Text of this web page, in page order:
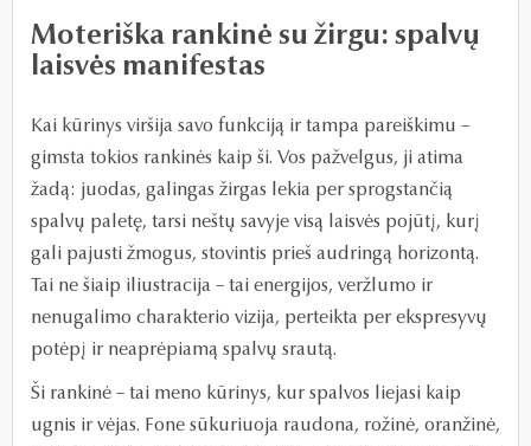
Moteriška rankinė su žirgu: spalvų
laisvės manifestas
Kai kūrinys viršija savo funkciją ir tampa pareiškimu –
gimsta tokios rankinės kaip ši. Vos pažvelgus, ji atima
žadą: juodas, galingas žirgas lekia per sprogstančią
spalvų paletę, tarsi neštų savyje visą laisvės pojūtį, kurį
gali pajusti žmogus, stovintis prieš audringą horizontą.
Tai ne šiaip iliustracija – tai energijos, veržlumo ir
nenugalimo charakterio vizija, perteikta per ekspresyvų
potėpį ir neaprėpiamą spalvų srautą.
Ši rankinė – tai meno kūrinys, kur spalvos liejasi kaip
ugnis ir vėjas. Fone sūkuriuoja raudona, rožinė, oranžinė,